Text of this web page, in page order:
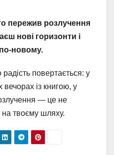
пережив розлучення
нові горизонти і
новому.
повертається: у
вечорах із книгою, у
— це не
твоєму шляху.